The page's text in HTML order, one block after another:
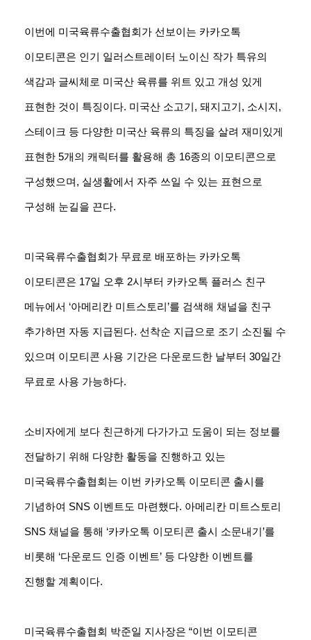
이번에 미국육류수출협회가 선보이는 카카오톡
이모티콘은 인기 일러스트레이터 노이신 작가 특유의
색감과 글씨체로 미국산 육류를 위트 있고 개성 있게
표현한 것이 특징이다. 미국산 소고기, 돼지고기, 소시지,
스테이크 등 다양한 미국산 육류의 특징을 살려 재미있게
표현한 5개의 캐릭터를 활용해 총 16종의 이모티콘으로
구성했으며, 실생활에서 자주 쓰일 수 있는 표현으로
구성해 눈길을 끈다.
미국육류수출협회가 무료로 배포하는 카카오톡
이모티콘은 17일 오후 2시부터 카카오톡 플러스 친구
메뉴에서 ‘아메리칸 미트스토리’를 검색해 채널을 친구
추가하면 자동 지급된다. 선착순 지급으로 조기 소진될 수
있으며 이모티콘 사용 기간은 다운로드한 날부터 30일간
무료로 사용 가능하다.
소비자에게 보다 친근하게 다가가고 도움이 되는 정보를
전달하기 위해 다양한 활동을 진행하고 있는
미국육류수출협회는 이번 카카오톡 이모티콘 출시를
기념하여 SNS 이벤트도 마련했다. 아메리칸 미트스토리
SNS 채널을 통해 ‘카카오톡 이모티콘 출시 소문내기’를
비롯해 ‘다운로드 인증 이벤트’ 등 다양한 이벤트를
진행할 계획이다.
미국육류수출협회 박준일 지사장은 “이번 이모티콘